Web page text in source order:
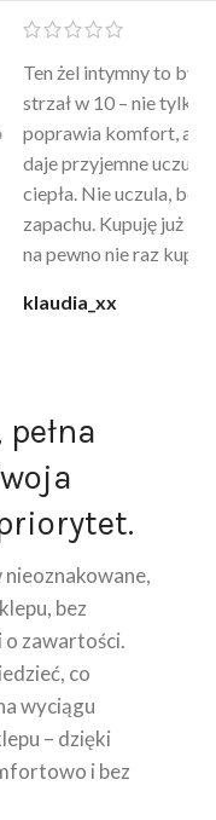
intymny to był
w 10 – nie tylko
komfort, ale też
uczucie
Nie uczula, bez
Kupuję już 3 raz i
nie raz kupie
bez
zawartości.
co
wyciągu
– dzięki
i bez